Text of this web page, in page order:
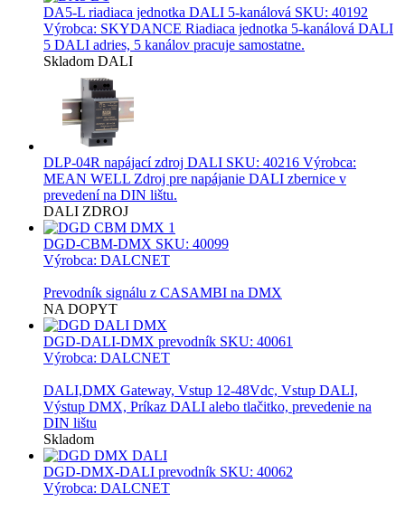
DA5-L riadiaca jednotka DALI 5-kanálová SKU: 40192
Výrobca: SKYDANCE Riadiaca jednotka 5-kanálová DALI
5 DALI adries, 5 kanálov pracuje samostatne.
Skladom DALI
DLP-04R napájací zdroj DALI SKU: 40216 Výrobca:
MEAN WELL Zdroj pre napájanie DALI zbernice v
prevedení na DIN lištu.
DALI ZDROJ
DGD-CBM-DMX SKU: 40099
Výrobca: DALCNET
Prevodník signálu z CASAMBI na DMX
NA DOPYT
DGD-DALI-DMX prevodník SKU: 40061
Výrobca: DALCNET
DALI,DMX Gateway, Vstup 12-48Vdc, Vstup DALI,
Výstup DMX, Príkaz DALI alebo tlačitko, prevedenie na
DIN lištu
Skladom
DGD-DMX-DALI prevodník SKU: 40062
Výrobca: DALCNET